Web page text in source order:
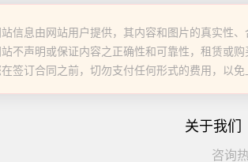
站信息由网站用户提供，其内容和图片的真实性
站不声明或保证内容之正确性和可靠性，租赁或
签订合同之前，切勿支付任何形式的费用，以免
关于我们
咨询